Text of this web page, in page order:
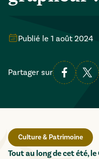
Publié le 1 août 2024
Partager sur
Culture & Patrimoine
Tout au long de cet été,